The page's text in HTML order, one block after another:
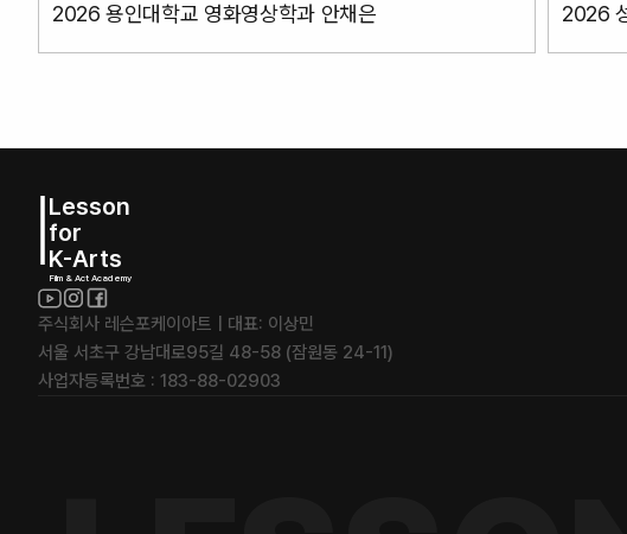
2026 용인대학교 영화영상학과 안채은 2026
Lesson
for
K-Arts
Film & Act Academy
주식회사 레슨포케이아트 | 대표: 이상민
서울 서초구 강남대로95길 48-58 (잠원동 24-11)
사업자등록번호 : 183-88-02903